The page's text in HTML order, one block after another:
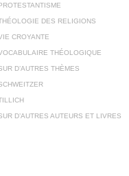
DES RELIGIONS
CROYANTE
THÉOLOGIQUE
D’AUTRES THÈMES
D’AUTRES AUTEURS ET LIVRES